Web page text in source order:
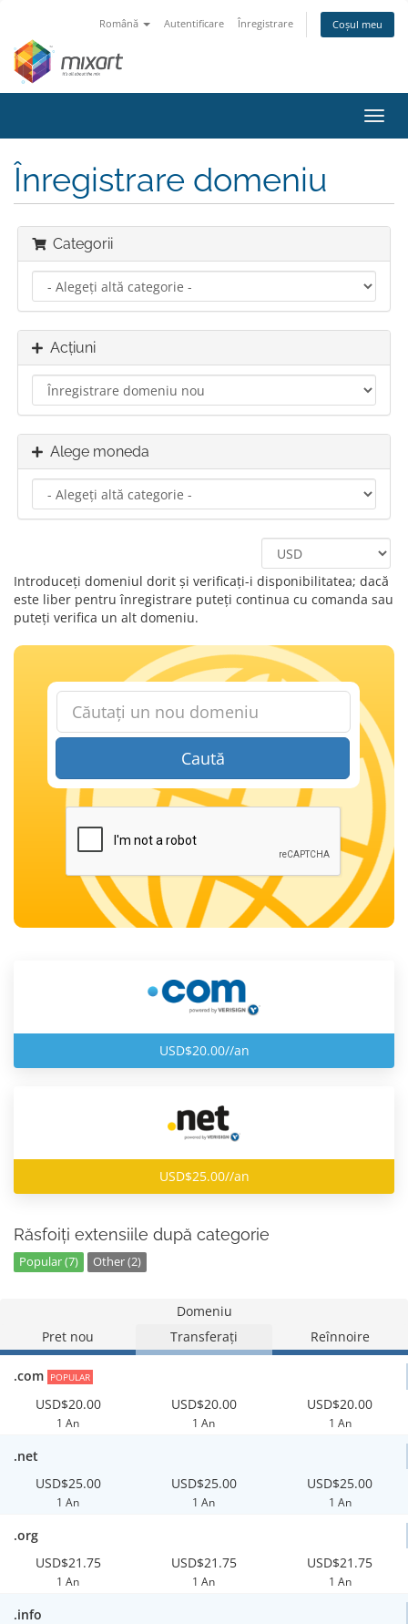
Română Autentificare Înregistrare Coșul meu
Înregistrare domeniu
Categorii
Acțiuni
Alege moneda
Introduceți domeniul dorit și verificați-i disponibilitatea; dacă
este liber pentru înregistrare puteți continua cu comanda sau
puteți verifica un alt domeniu.
Caută
USD$20.00//an
USD$25.00//an
Răsfoiți extensiile după categorie
Popular (7) Other (2)
Domeniu
Pret nou
Transferați Reînnoire
.com POPULAR
USD$20.00
1 An
USD$20.00
1 An
USD$20.00
1 An
.net
USD$25.00
1 An
USD$25.00
1 An
USD$25.00
1 An
.org
USD$21.75
1 An
USD$21.75
1 An
USD$21.75
1 An
.info